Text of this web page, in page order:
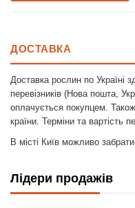
ДОСТАВКА
Доставка рослин по Україні
перевізників (Нова пошта,
оплачується покупцем.
країни. Терміни та вартість
В місті Київ можливо
Лідери продажів